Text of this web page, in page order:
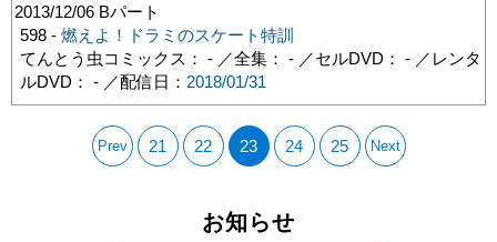
2013/12/06 Bパート
598 - 燃えよ！ドラミのスケート特訓
てんとう虫コミックス： - ／全集： - ／セルDVD： - ／レンタ
ルDVD： - ／配信日： 2018/01/31
Prev 21 22 23 24 25 Next
お知らせ